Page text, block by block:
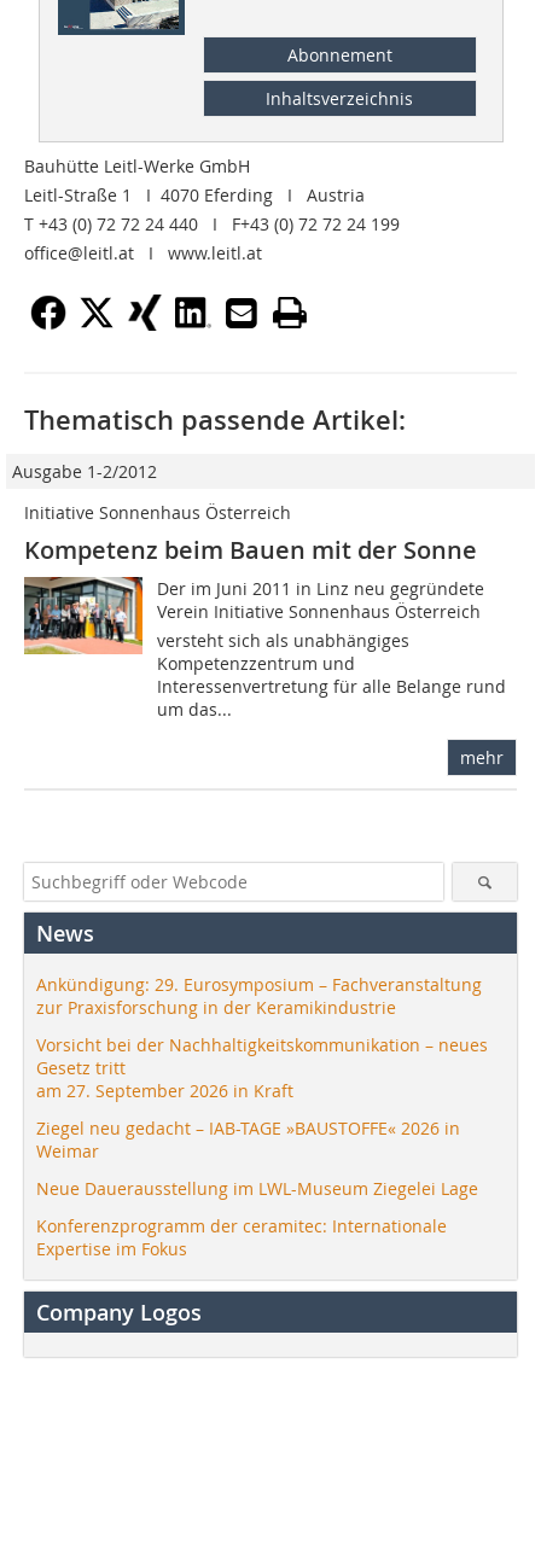
Abonnement
Inhaltsverzeichnis
Bauhütte Leitl-Werke GmbH
Leitl-Straße 1 I 4070 Eferding I Austria
T +43 (0) 72 72 24 440 I F+43 (0) 72 72 24 199
office@leitl.at I www.leitl.at
Thematisch passende Artikel:
Ausgabe 1-2/2012
Initiative Sonnenhaus Österreich
Kompetenz beim Bauen mit der Sonne
Der im Juni 2011 in Linz neu gegründete
Verein Initiative Sonnenhaus Österreich
versteht sich als unabhängiges
Kompetenzzentrum und
Interessenvertretung für alle Belange rund
um das...
mehr
News
Ankündigung: 29. Eurosymposium – Fachveranstaltung
zur Praxisforschung in der Keramikindustrie
Vorsicht bei der Nachhaltigkeitskommunikation – neues
Gesetz tritt
am 27. September 2026 in Kraft
Ziegel neu gedacht – IAB-TAGE »BAUSTOFFE« 2026 in
Weimar
Neue Dauerausstellung im LWL-Museum Ziegelei Lage
Konferenzprogramm der ceramitec: Internationale
Expertise im Fokus
Company Logos